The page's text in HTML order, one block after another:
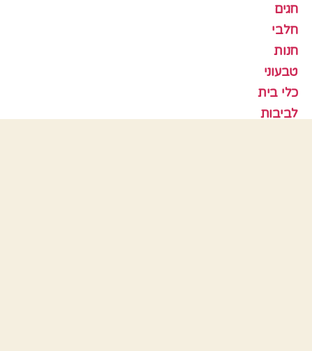
חגים
חלבי
חנות
טבעוני
כלי בית
לביבות